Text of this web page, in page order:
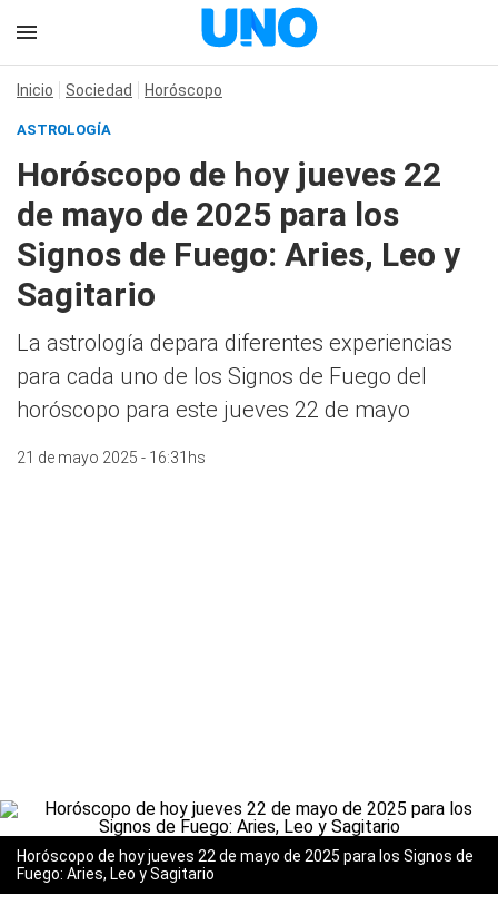
Inicio Sociedad Horóscopo
ASTROLOGÍA
Horóscopo de hoy jueves 22
de mayo de 2025 para los
Signos de Fuego: Aries, Leo y
Sagitario
La astrología depara diferentes experiencias
para cada uno de los Signos de Fuego del
horóscopo para este jueves 22 de mayo
21 de mayo 2025 - 16:31hs
Horóscopo de hoy jueves 22 de mayo de 2025 para los Signos de
Fuego: Aries, Leo y Sagitario